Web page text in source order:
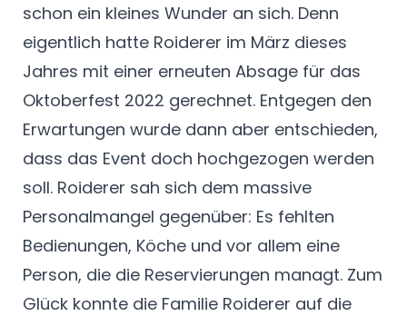
schon ein kleines Wunder an sich. Denn
eigentlich hatte Roiderer im März dieses
Jahres mit einer erneuten Absage für das
Oktoberfest 2022 gerechnet. Entgegen den
Erwartungen wurde dann aber entschieden,
dass das Event doch hochgezogen werden
soll. Roiderer sah sich dem massive
Personalmangel gegenüber: Es fehlten
Bedienungen, Köche und vor allem eine
Person, die die Reservierungen managt. Zum
Glück konnte die Familie Roiderer auf die